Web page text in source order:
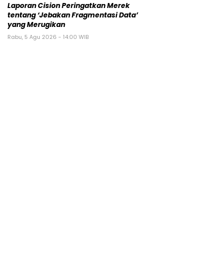
Laporan Cision Peringatkan Merek
tentang ‘Jebakan Fragmentasi Data’
yang Merugikan
Rabu, 5 Agu 2026 - 14:00 WIB